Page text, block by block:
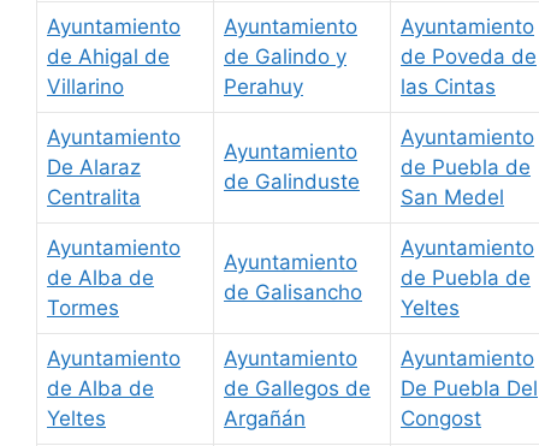
Ayuntamiento
de Ahigal de
Villarino
Ayuntamiento
de Galindo y
Perahuy
Ayuntamiento
de Poveda de
las Cintas
Ayuntamiento
De Alaraz
Centralita
Ayuntamiento
de Galinduste
Ayuntamiento
de Puebla de
San Medel
Ayuntamiento
de Alba de
Tormes
Ayuntamiento
de Galisancho
Ayuntamiento
de Puebla de
Yeltes
Ayuntamiento
de Alba de
Yeltes
Ayuntamiento
de Gallegos de
Argañán
Ayuntamiento
De Puebla Del
Congost